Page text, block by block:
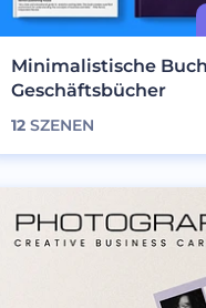
Minimalistische
Geschäftsbücher
12SZENEN